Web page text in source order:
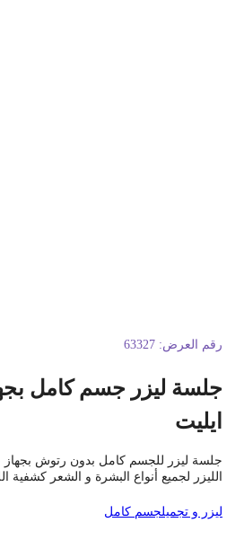
العرض: 63327
ليزر جسم كامل بجهاز
ليزر للجسم كامل بدون رتوش بجهاز جنتل
لجميع أنواع البشرة و الشعر كشفية
و تجميلجسم كامل